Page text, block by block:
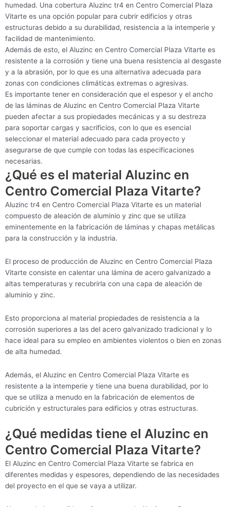
humedad. Una cobertura Aluzinc tr4 en Centro Comercial Plaza
Vitarte es una opción popular para cubrir edificios y otras
estructuras debido a su durabilidad, resistencia a la intemperie y
facilidad de mantenimiento.
Además de esto, el Aluzinc en Centro Comercial Plaza Vitarte es
resistente a la corrosión y tiene una buena resistencia al desgaste
y a la abrasión, por lo que es una alternativa adecuada para
zonas con condiciones climáticas extremas o agresivas.
Es importante tener en consideración que el espesor y el ancho
de las láminas de Aluzinc en Centro Comercial Plaza Vitarte
pueden afectar a sus propiedades mecánicas y a su destreza
para soportar cargas y sacrificios, con lo que es esencial
seleccionar el material adecuado para cada proyecto y
asegurarse de que cumple con todas las especificaciones
necesarias.
¿Qué es el material Aluzinc en
Centro Comercial Plaza Vitarte?
Aluzinc tr4 en Centro Comercial Plaza Vitarte es un material
compuesto de aleación de aluminio y zinc que se utiliza
eminentemente en la fabricación de láminas y chapas metálicas
para la construcción y la industria.
El proceso de producción de Aluzinc en Centro Comercial Plaza
Vitarte consiste en calentar una lámina de acero galvanizado a
altas temperaturas y recubrirla con una capa de aleación de
aluminio y zinc.
Esto proporciona al material propiedades de resistencia a la
corrosión superiores a las del acero galvanizado tradicional y lo
hace ideal para su empleo en ambientes violentos o bien en zonas
de alta humedad.
Además, el Aluzinc en Centro Comercial Plaza Vitarte es
resistente a la intemperie y tiene una buena durabilidad, por lo
que se utiliza a menudo en la fabricación de elementos de
cubrición y estructurales para edificios y otras estructuras.
¿Qué medidas tiene el Aluzinc en
Centro Comercial Plaza Vitarte?
El Aluzinc en Centro Comercial Plaza Vitarte se fabrica en
diferentes medidas y espesores, dependiendo de las necesidades
del proyecto en el que se vaya a utilizar.